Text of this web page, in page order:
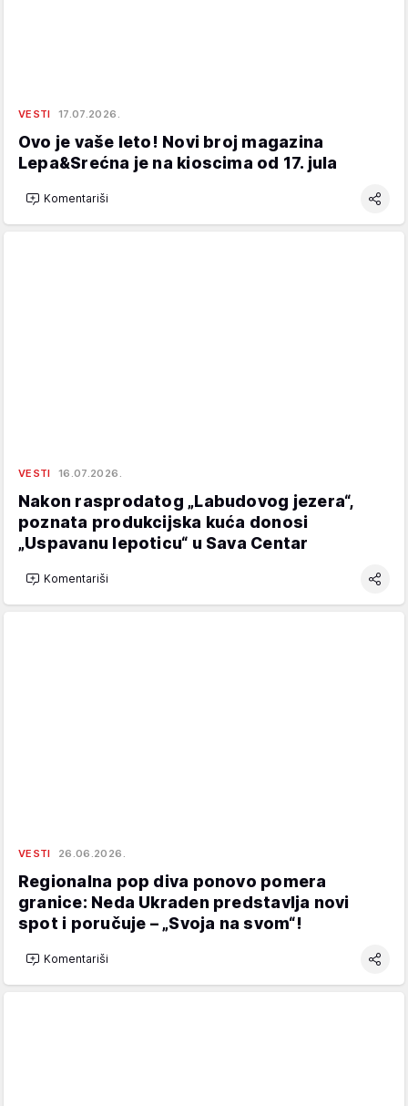
VESTI 17.07.2026.
Ovo je vaše leto! Novi broj magazina
Lepa&Srećna je na kioscima od 17. jula
Komentariši
VESTI 16.07.2026.
Nakon rasprodatog „Labudovog jezera“,
poznata produkcijska kuća donosi
„Uspavanu lepoticu“ u Sava Centar
Komentariši
VESTI 26.06.2026.
Regionalna pop diva ponovo pomera
granice: Neda Ukraden predstavlja novi
spot i poručuje – „Svoja na svom“!
Komentariši